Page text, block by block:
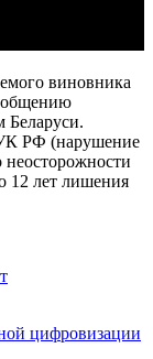
виновника
Беларуси.
УК РФ (нарушение
12 лет лишения
цифровизации